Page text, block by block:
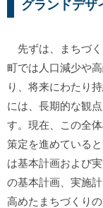
グランドデザ
先ずは、まちづく
町では人口減少や
り、将来にわたり
には、長期的な観
す。現在、この全
策定を進めている
は基本計画および
の基本計画、実施
高めたまちづくり